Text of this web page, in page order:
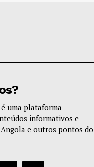
uma plataforma
informativos e
e outros pontos do